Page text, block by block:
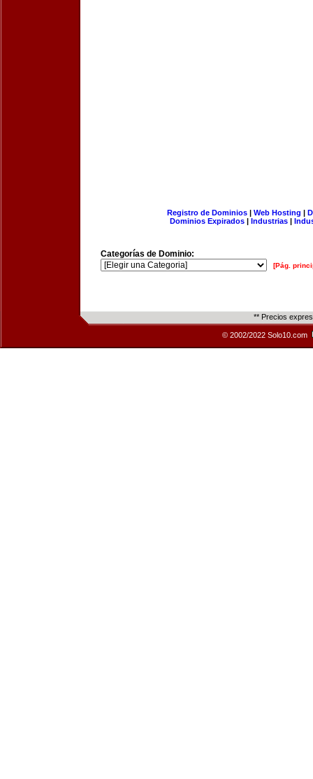
Registro de Dominios| Web Hosting |
Dominios Expirados | Industrias |
Categorías de Dominio:
[Pág.
** Precios
© 2002/2022 Solo10.com